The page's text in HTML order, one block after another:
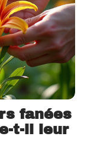
fanées
t-il leur